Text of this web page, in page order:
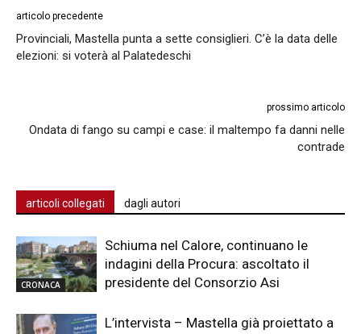
articolo precedente
Provinciali, Mastella punta a sette consiglieri. C’è la data delle
elezioni: si voterà al Palatedeschi
prossimo articolo
Ondata di fango su campi e case: il maltempo fa danni nelle
contrade
articoli collegati dagli autori
CRONACA
Schiuma nel Calore, continuano le
indagini della Procura: ascoltato il
presidente del Consorzio Asi
L’intervista – Mastella già proiettato a